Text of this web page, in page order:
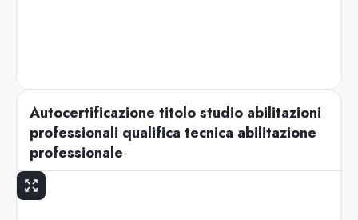
Autocertificazione titolo studio abilitazioni
professionali qualifica tecnica abilitazione
professionale